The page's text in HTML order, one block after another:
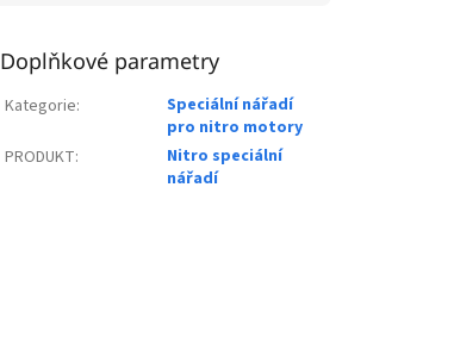
Doplňkové parametry
Kategorie:
Speciální nářadí
pro nitro motory
PRODUKT:
Nitro speciální
nářadí